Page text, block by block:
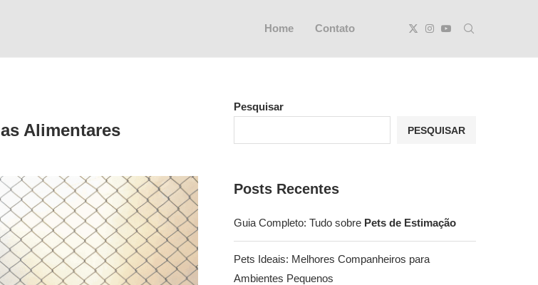
Home Contato
Alimentares
Pesquisar
PESQUISAR
Posts Recentes
Guia Completo: Tudo sobre Pets de Estimação
Pets Ideais: Melhores Companheiros para
Ambientes Pequenos